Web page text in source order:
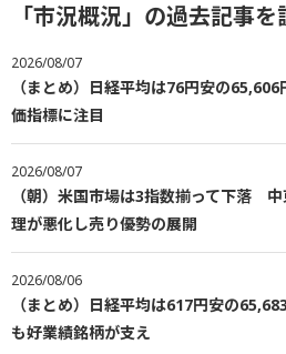
「市況概況」の過去記事を
2026/08/07
（まとめ）日経平均は76円安の
価指標に注目
2026/08/07
（朝）米国市場は3指数揃って下落
理が悪化し売り優勢の展開
2026/08/06
（まとめ）日経平均は617円安の
も好業績銘柄が支え